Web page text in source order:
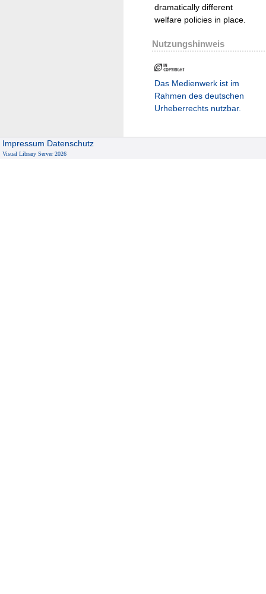
dramatically different
welfare policies in place.
Nutzungshinweis
Das Medienwerk ist im
Rahmen des deutschen
Urheberrechts nutzbar.
Impressum Datenschutz
Visual Library Server 2026